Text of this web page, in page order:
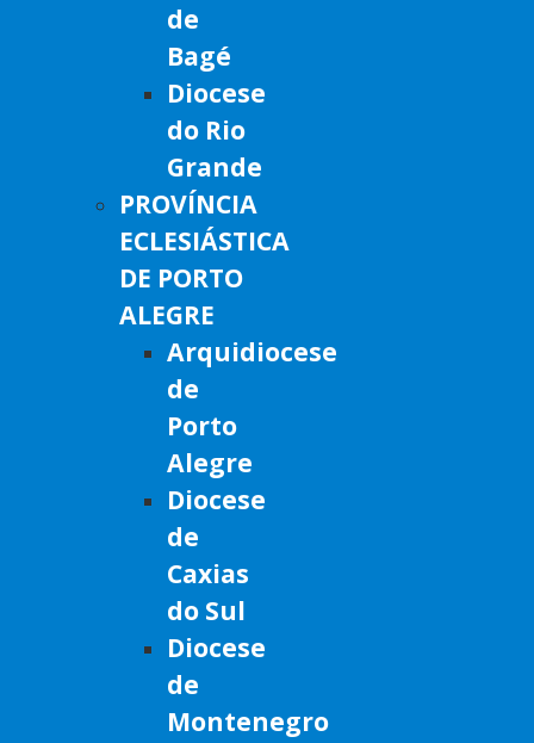
de
Bagé
Diocese
do Rio
Grande
PROVÍNCIA
ECLESIÁSTICA
DE PORTO
ALEGRE
Arquidiocese
de
Porto
Alegre
Diocese
de
Caxias
do Sul
Diocese
de
Montenegro